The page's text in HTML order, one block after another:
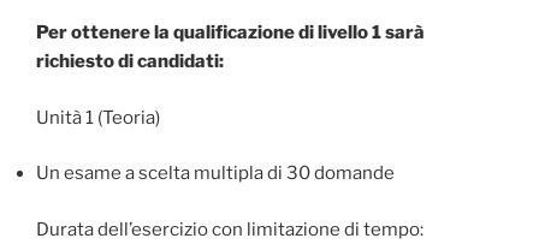
Per ottenere la qualificazione di livello 1 sarà
richiesto di candidati:
Unità 1 (Teoria)
Un esame a scelta multipla di 30 domande
Durata dell’esercizio con limitazione di tempo: